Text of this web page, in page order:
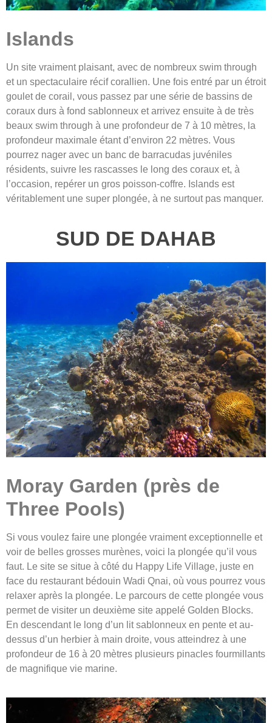
Islands
Un site vraiment plaisant, avec de nombreux swim through
et un spectaculaire récif corallien. Une fois entré par un étroit
goulet de corail, vous passez par une série de bassins de
coraux durs à fond sablonneux et arrivez ensuite à de très
beaux swim through à une profondeur de 7 à 10 mètres, la
profondeur maximale étant d’environ 22 mètres. Vous
pourrez nager avec un banc de barracudas juvéniles
résidents, suivre les rascasses le long des coraux et, à
l’occasion, repérer un gros poisson-coffre. Islands est
véritablement une super plongée, à ne surtout pas manquer.
SUD DE DAHAB
Moray Garden (près de
Three Pools)
Si vous voulez faire une plongée vraiment exceptionnelle et
voir de belles grosses murènes, voici la plongée qu’il vous
faut. Le site se situe à côté du Happy Life Village, juste en
face du restaurant bédouin Wadi Qnai, où vous pourrez vous
relaxer après la plongée. Le parcours de cette plongée vous
permet de visiter un deuxième site appelé Golden Blocks.
En descendant le long d’un lit sablonneux en pente et au-
dessus d’un herbier à main droite, vous atteindrez à une
profondeur de 16 à 20 mètres plusieurs pinacles fourmillants
de magnifique vie marine.